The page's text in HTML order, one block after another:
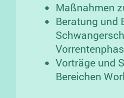
Maßnahmen
Beratung und
Vorträge und
Bereichen